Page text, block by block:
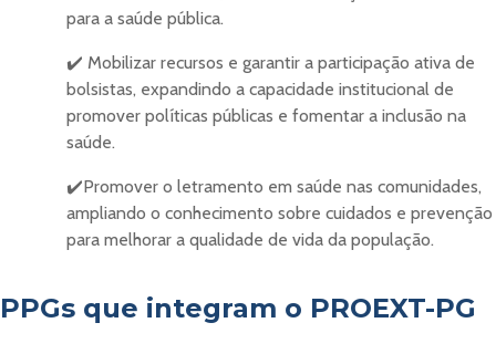
para a saúde pública.
✔️ Mobilizar recursos e garantir a participação ativa de
bolsistas, expandindo a capacidade institucional de
promover políticas públicas e fomentar a inclusão na
saúde.
✔️Promover o letramento em saúde nas comunidades,
ampliando o conhecimento sobre cuidados e prevenção
para melhorar a qualidade de vida da população.
PPGs que integram o PROEXT-PG